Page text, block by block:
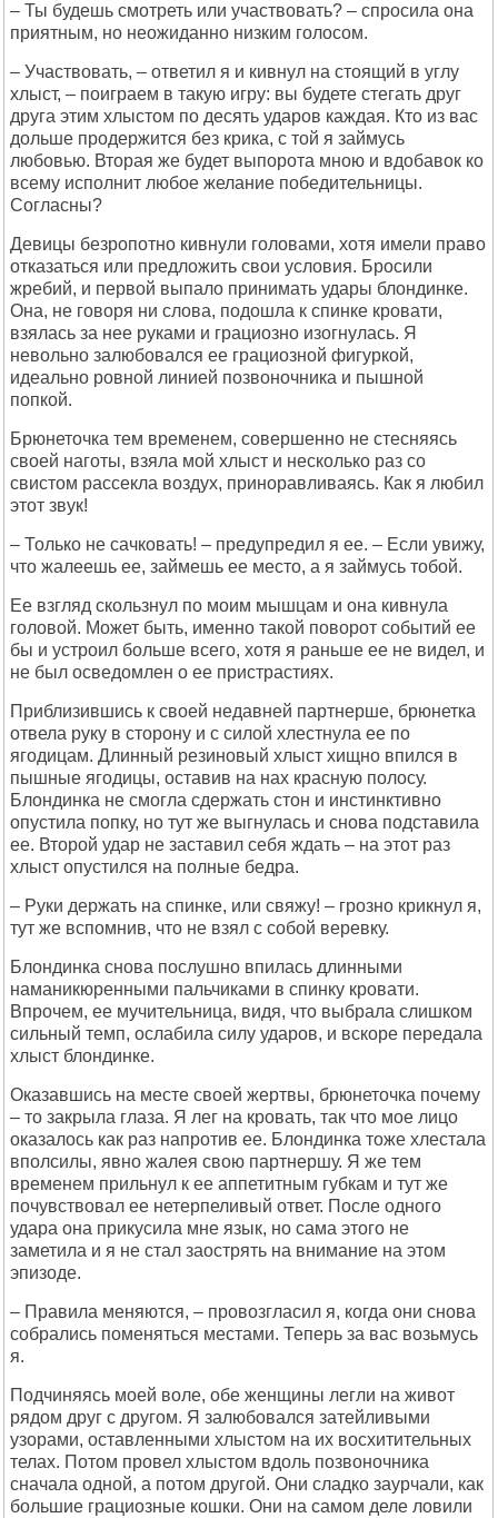
– Ты будешь смотреть или участвовать? – спросила она
приятным, но неожиданно низким голосом.
– Участвовать, – ответил я и кивнул на стоящий в углу
хлыст, – поиграем в такую игру: вы будете стегать друг
друга этим хлыстом по десять ударов каждая. Кто из вас
дольше продержится без крика, с той я займусь
любовью. Вторая же будет выпорота мною и вдобавок ко
всему исполнит любое желание победительницы.
Согласны?
Девицы безропотно кивнули головами, хотя имели право
отказаться или предложить свои условия. Бросили
жребий, и первой выпало принимать удары блондинке.
Она, не говоря ни слова, подошла к спинке кровати,
взялась за нее руками и грациозно изогнулась. Я
невольно залюбовался ее грациозной фигуркой,
идеально ровной линией позвоночника и пышной
попкой.
Брюнеточка тем временем, совершенно не стесняясь
своей наготы, взяла мой хлыст и несколько раз со
свистом рассекла воздух, приноравливаясь. Как я любил
этот звук!
– Только не сачковать! – предупредил я ее. – Если увижу,
что жалеешь ее, займешь ее место, а я займусь тобой.
Ее взгляд скользнул по моим мышцам и она кивнула
головой. Может быть, именно такой поворот событий ее
бы и устроил больше всего, хотя я раньше ее не видел, и
не был осведомлен о ее пристрастиях.
Приблизившись к своей недавней партнерше, брюнетка
отвела руку в сторону и с силой хлестнула ее по
ягодицам. Длинный резиновый хлыст хищно впился в
пышные ягодицы, оставив на нах красную полосу.
Блондинка не смогла сдержать стон и инстинктивно
опустила попку, но тут же выгнулась и снова подставила
ее. Второй удар не заставил себя ждать – на этот раз
хлыст опустился на полные бедра.
– Руки держать на спинке, или свяжу! – грозно крикнул я,
тут же вспомнив, что не взял с собой веревку.
Блондинка снова послушно впилась длинными
наманикюренными пальчиками в спинку кровати.
Впрочем, ее мучительница, видя, что выбрала слишком
сильный темп, ослабила силу ударов, и вскоре передала
хлыст блондинке.
Оказавшись на месте своей жертвы, брюнеточка почему
– то закрыла глаза. Я лег на кровать, так что мое лицо
оказалось как раз напротив ее. Блондинка тоже хлестала
вполсилы, явно жалея свою партнершу. Я же тем
временем прильнул к ее аппетитным губкам и тут же
почувствовал ее нетерпеливый ответ. После одного
удара она прикусила мне язык, но сама этого не
заметила и я не стал заострять на внимание на этом
эпизоде.
– Правила меняются, – провозгласил я, когда они снова
собрались поменяться местами. Теперь за вас возьмусь
я.
Подчиняясь моей воле, обе женщины легли на живот
рядом друг с другом. Я залюбовался затейливыми
узорами, оставленными хлыстом на их восхитительных
телах. Потом провел хлыстом вдоль позвоночника
сначала одной, а потом другой. Они сладко заурчали, как
большие грациозные кошки. Они на самом деле ловили